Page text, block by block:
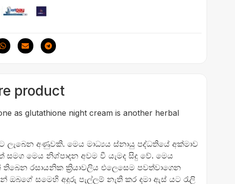
product
as glutathione night cream is another herbal
අණුවකි. මෙය මාධ්‍යය ස්නායු පද්ධතියේ අක්මාව
මෙය නිශ්පාදන අවම වී යැමද සිදු වේ. මෙය
රසායනික ක්‍රියාවලිය එලෙසෙම පවත්වාගෙන
සමෙහි අදුරු පැල්ලම් නැති කර දමා ඇස් යට රැලි